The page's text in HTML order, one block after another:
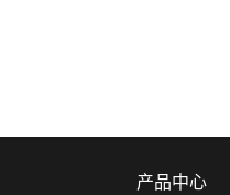
产品中心